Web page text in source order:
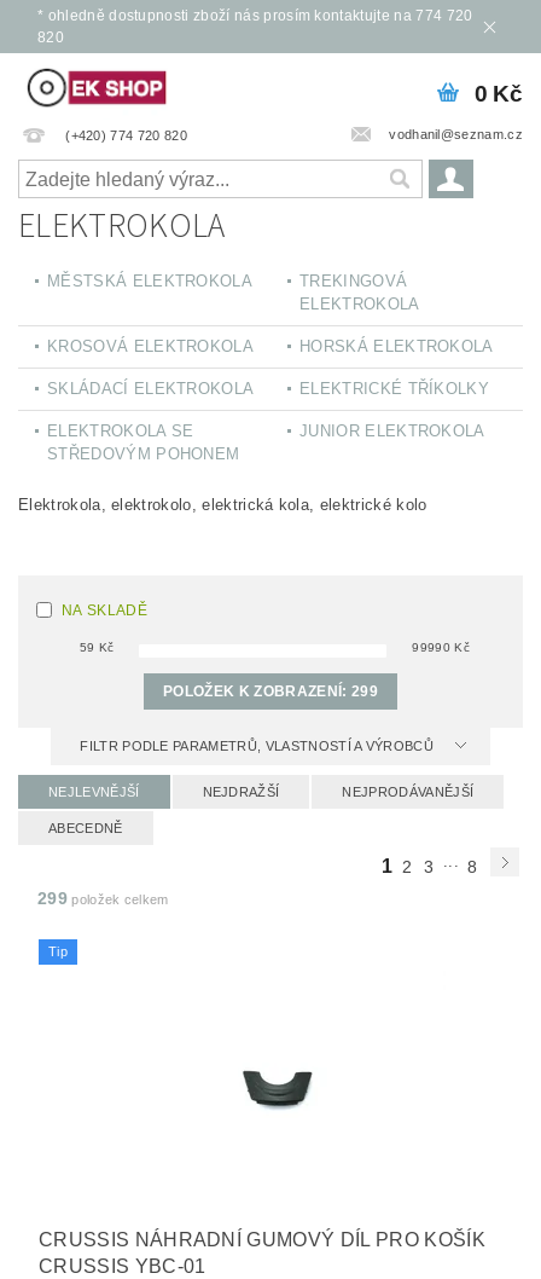
* ohledně dostupnosti zboží nás prosím kontaktujte na 774 720
820
(+420) 774 720 820 vodhanil@seznam.cz
0 Kč
ELEKTROKOLA
MĚSTSKÁ ELEKTROKOLA
TREKINGOVÁ
ELEKTROKOLA
KROSOVÁ ELEKTROKOLA HORSKÁ ELEKTROKOLA
SKLÁDACÍ ELEKTROKOLA ELEKTRICKÉ TŘÍKOLKY
ELEKTROKOLA SE
STŘEDOVÝM POHONEM
JUNIOR ELEKTROKOLA
Elektrokola, elektrokolo, elektrická kola, elektrické kolo
NA SKLADĚ
59 Kč 99990Kč
POLOŽEK K ZOBRAZENÍ: 299
FILTR PODLE PARAMETRŮ, VLASTNOSTÍ A VÝROBCŮ
NEJLEVNĚJŠÍ NEJDRAŽŠÍ NEJPRODÁVANĚJŠÍ
ABECEDNĚ
1 2 3 ... 8
299položek celkem
Tip
CRUSSIS NÁHRADNÍ GUMOVÝ DÍL PRO KOŠÍK
CRUSSIS YBC-01